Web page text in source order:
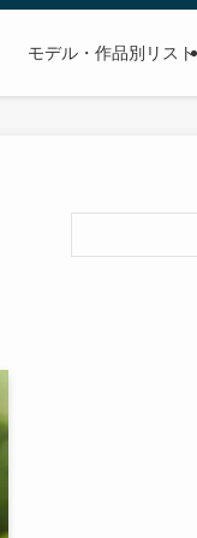
モデル・作品別リスト
索